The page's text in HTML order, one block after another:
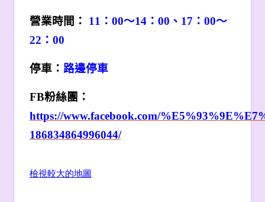
營業時間：
11：00～14：00、17：00～
22：00
停車： 路邊停車
FB粉絲團：
https://www.facebook.com/
186834864996044/
檢視較大的地圖